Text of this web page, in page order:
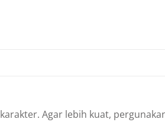
Agar lebih kuat,